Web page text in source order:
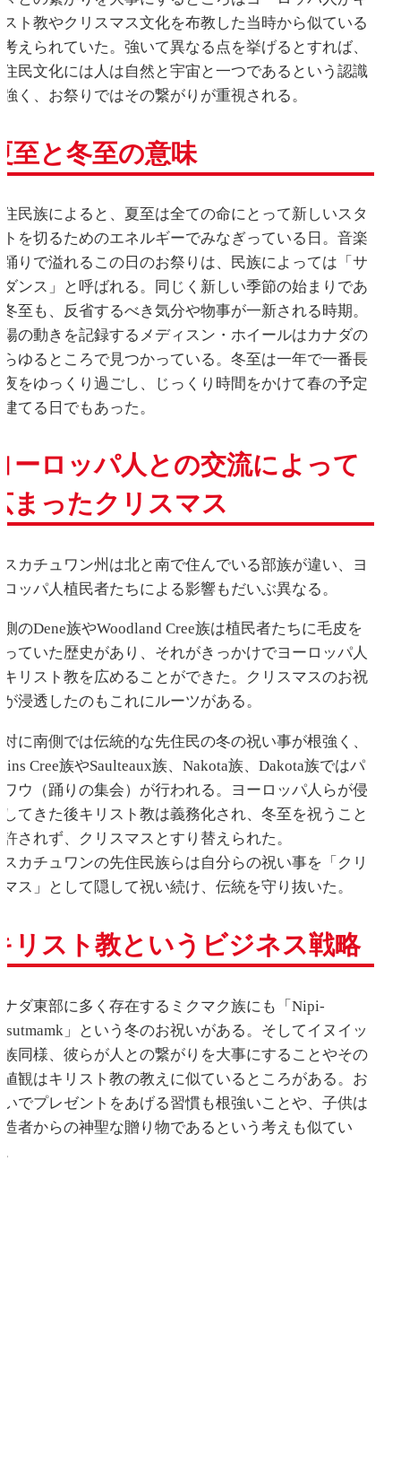
ト教やクリスマス文化を布教した当時から似ている
えられていた。強いて異なる点を挙げるとすれば、
民文化には人は自然と宇宙と一つであるという認識
く、お祭りではその繋がりが重視される。
至と冬至の意味
民族によると、夏至は全ての命にとって新しいスタ
を切るためのエネルギーでみなぎっている日。音楽
りで溢れるこの日のお祭りは、民族によっては「サ
ンス」と呼ばれる。同じく新しい季節の始まりであ
至も、反省するべき気分や物事が一新される時期。
の動きを記録するメディスン・ホイールはカナダの
ゆるところで見つかっている。冬至は一年で一番長
をゆっくり過ごし、じっくり時間をかけて春の予定
てる日でもあった。
ーロッパ人との交流によって
まったクリスマス
カチュワン州は北と南で住んでいる部族が違い、ヨ
ッパ人植民者たちによる影響もだいぶ異なる。
のDene族やWoodland Cree族は植民者たちに毛皮を
ていた歴史があり、それがきっかけでヨーロッパ人
リスト教を広めることができた。クリスマスのお祝
浸透したのもこれにルーツがある。
に南側では伝統的な先住民の冬の祝い事が根強く、
Cree族やSaulteaux族、Nakota族、Dakota族ではパ
ウ（踊りの集会）が行われる。ヨーロッパ人らが侵
てきた後キリスト教は義務化され、冬至を祝うこと
されず、クリスマスとすり替えられた。
カチュワンの先住民族らは自分らの祝い事を「クリ
ス」として隠して祝い続け、伝統を守り抜いた。
リスト教というビジネス戦略
ダ東部に多く存在するミクマク族にも「Nipi-
」という冬のお祝いがある。そしてイヌイッ
同様、彼らが人との繋がりを大事にすることやその
観はキリスト教の教えに似ているところがある。お
でプレゼントをあげる習慣も根強いことや、子供は
者からの神聖な贈り物であるという考えも似てい